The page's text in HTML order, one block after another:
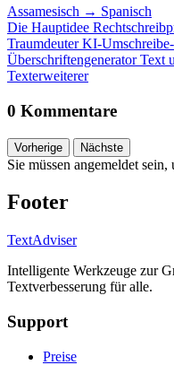
Assamesisch → Spanisch
Die Hauptidee
TraumdeuterKI-
ÜberschriftengeneratorText
Texterweiterer
0 Kommentare
Vorherige Nächste
Sie müssen angemeldet
Footer
TextAdviser
Intelligente Werkzeuge zur
Textverbesserung für alle.
Support
Preise